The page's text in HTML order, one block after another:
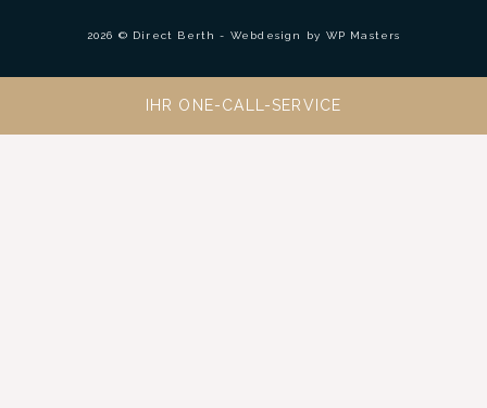
2026 © Direct Berth - Webdesign by WP Masters
IHR ONE-CALL-SERVICE